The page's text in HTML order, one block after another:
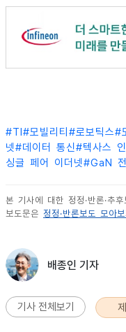
#TI#모빌리티 #로보틱스#
넷#데이터 통신#텍사스
싱글 페어 이더넷#GaN
본 기사에 대한 정정·반론·추
보도문은 정정·반론보도 모아보
배종인 기자
기사 전체보기